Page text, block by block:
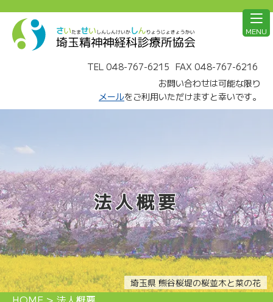
TEL 048-767-6215 FAX 048-767-6216
お問い合わせは可能な限り
メールをご利用いただけますと幸いです。
MENU
法人概要
埼玉県 熊谷桜堤の桜並木と菜の花